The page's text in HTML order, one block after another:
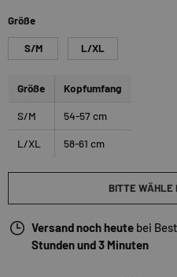
Größe
S/M L/XL
Größe Kopfumfang
S/M 54-57 cm
L/XL 58-61 cm
BITTE WÄHLE
Versand noch heute bei
Stunden und 3 Minuten